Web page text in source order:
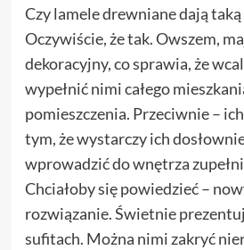
Czy lamele drewniane dają
Oczywiście, że tak. Owszem,
dekoracyjny, co sprawia, że
wypełnić nimi całego
pomieszczenia. Przeciwnie –
tym, że wystarczy ich
wprowadzić do wnętrza
Chciałoby się powiedzieć –
rozwiązanie. Świetnie
sufitach. Można nimi zakryć